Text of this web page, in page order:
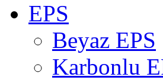
EPS
Beyaz EPS
Karbonlu